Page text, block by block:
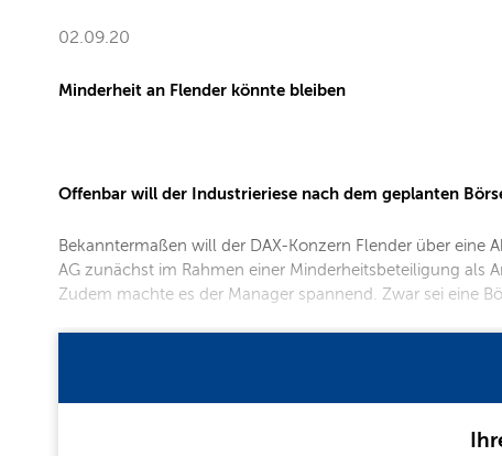
02.09.20
Minderheit an Flender könnte bleiben
Offenbar will der Industrieriese nach dem geplanten
Bekanntermaßen will der DAX-Konzern Flender über eine
AG zunächst im Rahmen einer Minderheitsbeteiligung als
Zudem machte es der Manager spannend. Zwar sei eine